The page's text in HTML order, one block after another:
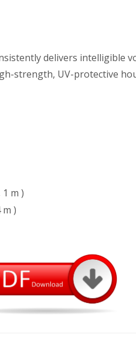
delivers intelligible
strength, UV-protective
1 m )
m )